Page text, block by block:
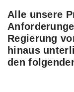
Alle unsere
Regierung
hinaus
den